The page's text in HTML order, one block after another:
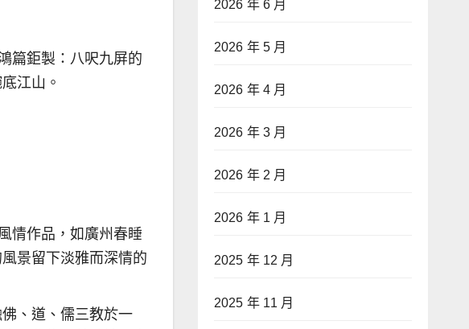
篇鉅製：八呎九屏的
江山。
情作品，如廣州春睡
景留下淡雅而深情的
、道、儒三教於一
2026 年 6 月
2026 年 5 月
2026 年 4 月
2026 年 3 月
2026 年 2 月
2026 年 1 月
2025 年 12 月
2025 年 11 月